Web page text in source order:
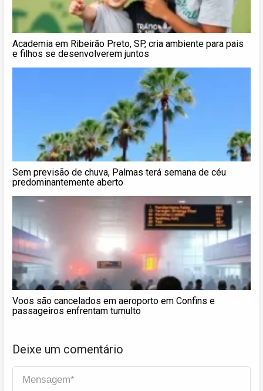
Academia em Ribeirão Preto, SP, cria ambiente para pais
e filhos se desenvolverem juntos
Sem previsão de chuva, Palmas terá semana de céu
predominantemente aberto
Voos são cancelados em aeroporto em Confins e
passageiros enfrentam tumulto
Deixe um comentário